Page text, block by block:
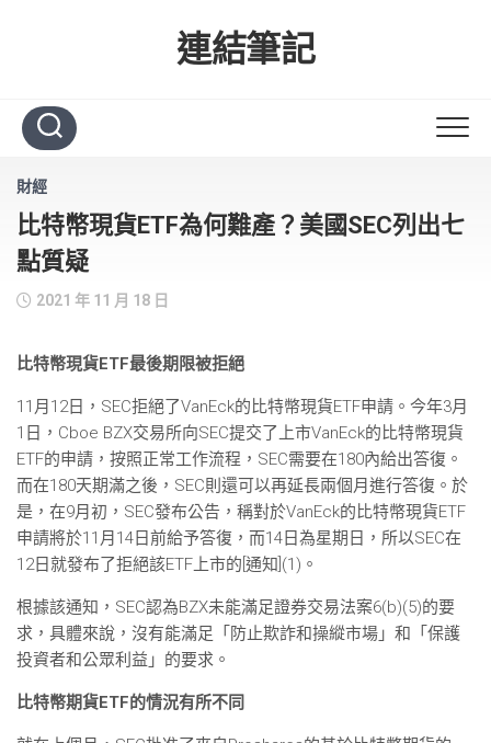
連結筆記
財經
比特幣現貨ETF為何難產？美國SEC列出七
點質疑
2021 年 11 月 18 日
比特幣現貨ETF最後期限被拒絕
11月12日，SEC拒絕了VanEck的比特幣現貨ETF申請。今年3月
1日，Cboe BZX交易所向SEC提交了上市VanEck的比特幣現貨
ETF的申請，按照正常工作流程，SEC需要在180內給出答復。
而在180天期滿之後，SEC則還可以再延長兩個月進行答復。於
是，在9月初，SEC發布公告，稱對於VanEck的比特幣現貨ETF
申請將於11月14日前給予答復，而14日為星期日，所以SEC在
12日就發布了拒絕該ETF上市的[通知](1)。
根據該通知，SEC認為BZX未能滿足證券交易法案6(b)(5)的要
求，具體來說，沒有能滿足「防止欺詐和操縱市場」和「保護
投資者和公眾利益」的要求。
比特幣期貨ETF的情況有所不同